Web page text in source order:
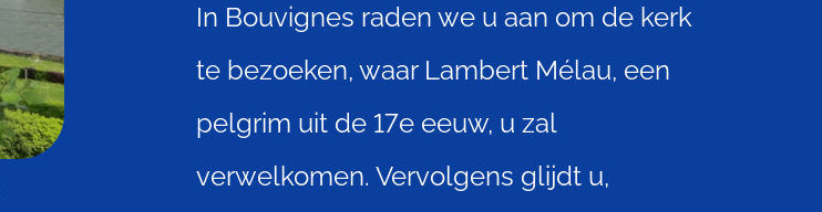
In Bouvignes raden we u aan om de kerk
te bezoeken, waar Lambert Mélau, een
pelgrim uit de 17e eeuw, u zal
verwelkomen. Vervolgens glijdt u,